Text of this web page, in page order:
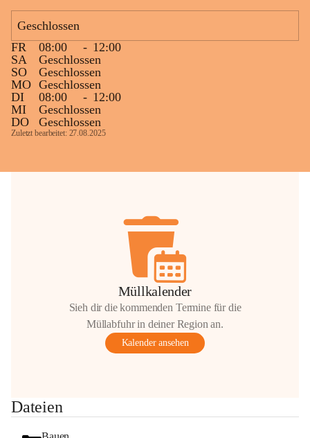
sein.
Die OMV Austria ist bemüht, für die
Bevölkerung ungewohnte, jedoch
technisch notwendige Betriebszustände so
kurz wie möglich zu halten.
Wir bitten daher die umliegende
Bevölkerung um Verständnis.
anrainer-service@omv.com
Bei Fragen, Anliegen oder Beschwerden.
Die OMV wird im Zuge von
Geschlossen
FR
08:00 - 12:00
SA
Geschlossen
SO
Geschlossen
MO Geschlossen
DI
08:00 - 12:00
MI
Geschlossen
DO
Geschlossen
Zuletzt bearbeitet: 27.08.2025
Müllkalender
Sieh dir die kommenden Termine für die
Müllabfuhr in deiner Region an.
Kalender ansehen
Dateien